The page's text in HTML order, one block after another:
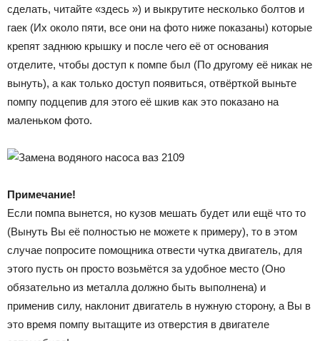
сделать, читайте «здесь ») и выкрутите несколько болтов и
гаек (Их около пяти, все они на фото ниже показаны) которые
крепят заднюю крышку и после чего её от основания
отделите, чтобы доступ к помпе был (По другому её никак не
вынуть), а как только доступ появиться, отвёрткой выньте
помпу подцепив для этого её шкив как это показано на
маленьком фото.
Примечание!
Если помпа вынется, но кузов мешать будет или ещё что то
(Вынуть Вы её полностью не можете к примеру), то в этом
случае попросите помощника отвести чутка двигатель, для
этого пусть он просто возьмётся за удобное место (Оно
обязательно из металла должно быть выполнена) и
применив силу, наклонит двигатель в нужную сторону, а Вы в
это время помпу вытащите из отверстия в двигателе